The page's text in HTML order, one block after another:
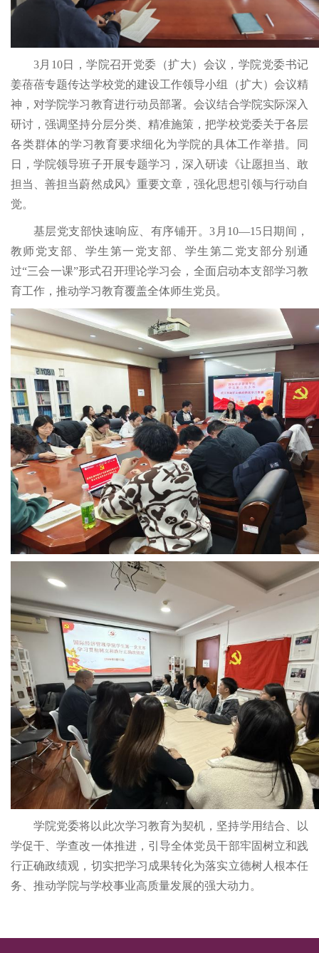
3月10日，学院召开党委（扩大）会议，学院党委书记
姜蓓蓓专题传达学校党的建设工作领导小组（扩大）会议精
神，对学院学习教育进行动员部署。会议结合学院实际深入
研讨，强调坚持分层分类、精准施策，把学校党委关于各层
各类群体的学习教育要求细化为学院的具体工作举措。同
日，学院领导班子开展专题学习，深入研读《让愿担当、敢
担当、善担当蔚然成风》重要文章，强化思想引领与行动自
觉。
基层党支部快速响应、有序铺开。3月10—15日期间，
教师党支部、学生第一党支部、学生第二党支部分别通
过“三会一课”形式召开理论学习会，全面启动本支部学习教
育工作，推动学习教育覆盖全体师生党员。
学院党委将以此次学习教育为契机，坚持学用结合、以
学促干、学查改一体推进，引导全体党员干部牢固树立和践
行正确政绩观，切实把学习成果转化为落实立德树人根本任
务、推动学院与学校事业高质量发展的强大动力。